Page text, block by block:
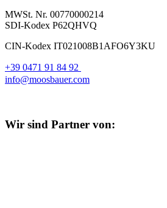
MWSt. Nr. 00770000214
SDI-Kodex P62QHVQ
CIN-Kodex IT021008B1AFO6Y3KU
+39 0471 91 84 92
info@moosbauer.com
Wir sind Partner von: